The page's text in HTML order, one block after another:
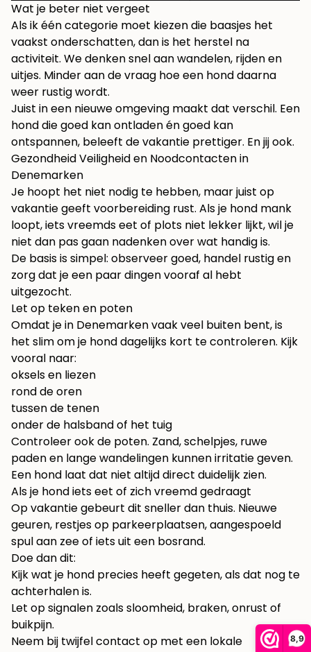
8,9
Wat je beter niet vergeet
Als ik één categorie moet kiezen die baasjes het
vaakst onderschatten, dan is het herstel na
activiteit. We denken snel aan wandelen, rijden en
uitjes. Minder aan de vraag hoe een hond daarna
weer rustig wordt.
Juist in een nieuwe omgeving maakt dat verschil. Een
hond die goed kan ontladen én goed kan
ontspannen, beleeft de vakantie prettiger. En jij ook.
Gezondheid Veiligheid en Noodcontacten in
Denemarken
Je hoopt het niet nodig te hebben, maar juist op
vakantie geeft voorbereiding rust. Als je hond mank
loopt, iets vreemds eet of plots niet lekker lijkt, wil je
niet dan pas gaan nadenken over wat handig is.
De basis is simpel: observeer goed, handel rustig en
zorg dat je een paar dingen vooraf al hebt
uitgezocht.
Let op teken en poten
Omdat je in Denemarken vaak veel buiten bent, is
het slim om je hond dagelijks kort te controleren. Kijk
vooral naar:
oksels en liezen
rond de oren
tussen de tenen
onder de halsband of het tuig
Controleer ook de poten. Zand, schelpjes, ruwe
paden en lange wandelingen kunnen irritatie geven.
Een hond laat dat niet altijd direct duidelijk zien.
Als je hond iets eet of zich vreemd gedraagt
Op vakantie gebeurt dit sneller dan thuis. Nieuwe
geuren, restjes op parkeerplaatsen, aangespoeld
spul aan zee of iets uit een bosrand.
Doe dan dit:
Kijk wat je hond precies heeft gegeten, als dat nog te
achterhalen is.
Let op signalen zoals sloomheid, braken, onrust of
buikpijn.
Neem bij twijfel contact op met een lokale